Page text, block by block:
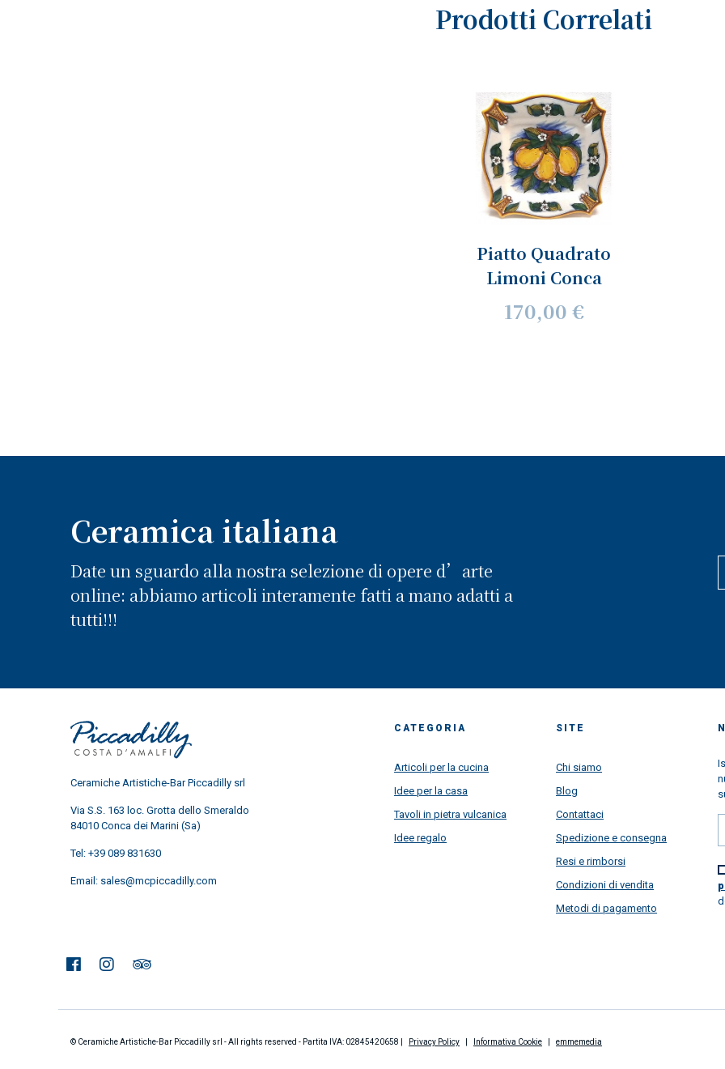
Prodotti Correlati
Piatto Quadrato
Limoni Conca
170,00 €
Ceramica italiana
Date un sguardo alla nostra selezione di opere d’arte
online: abbiamo articoli interamente fatti a mano adatti a
tutti!!!
Ceramiche Artistiche-Bar Piccadilly srl
Via S.S. 163 loc. Grotta dello Smeraldo
84010 Conca dei Marini (Sa)
Tel: +39 089 831630
Email: sales@mcpiccadilly.com
CATEGORIA
Articoli per la cucina
Idee per la casa
Tavoli in pietra vulcanica
Idee regalo
SITE
Chi siamo
Blog
Contattaci
Spedizione e consegna
Resi e rimborsi
Condizioni di vendita
Metodi di pagamento
© Ceramiche Artistiche-Bar Piccadilly srl - All rights reserved - Partita IVA: 02845420658 | Privacy Policy Informativa Cookie emmemedia